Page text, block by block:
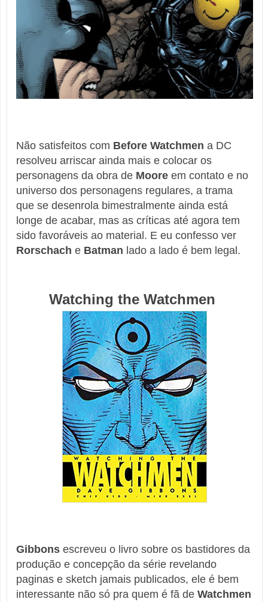
Não satisfeitos com Before Watchmen a DC
resolveu arriscar ainda mais e colocar os
personagens da obra de Moore em contato e no
universo dos personagens regulares, a trama
que se desenrola bimestralmente ainda está
longe de acabar, mas as críticas até agora tem
sido favoráveis ao material. E eu confesso ver
Rorschach e Batman lado a lado é bem legal.
Watching the Watchmen
Gibbons escreveu o livro sobre os bastidores da
produção e concepção da série revelando
paginas e sketch jamais publicados, ele é bem
interessante não só pra quem é fã de Watchmen